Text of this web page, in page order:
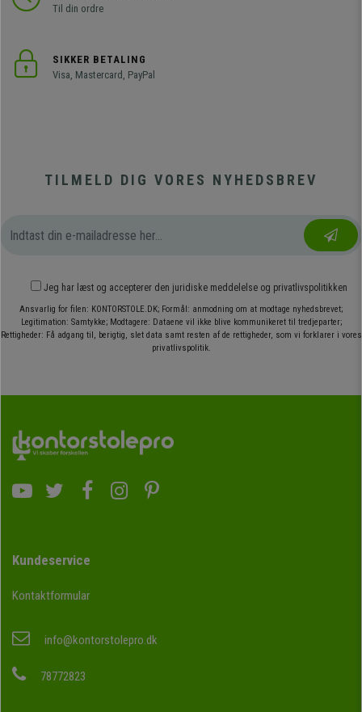
Til din ordre
SIKKER BETALING
Visa, Mastercard, PayPal
TILMELD DIG VORES NYHEDSBREV
Jeg har læst og accepterer den juridiske meddelelse og privatlivspolitikken
Ansvarlig for filen: KONTORSTOLE.DK; Formål: anmodning om at modtage nyhedsbrevet;
Legitimation: Samtykke; Modtagere: Dataene vil ikke blive kommunikeret til tredjeparter;
Rettigheder: Få adgang til, berigtig, slet data samt resten af de rettigheder, som vi forklarer i vores
privatlivspolitik.
Kundeservice
Kontaktformular
info@kontorstolepro.dk
78772823